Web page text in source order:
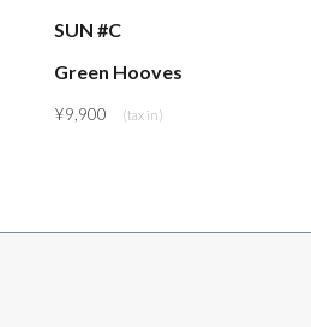
SUN #C
Green Hooves
¥9,900